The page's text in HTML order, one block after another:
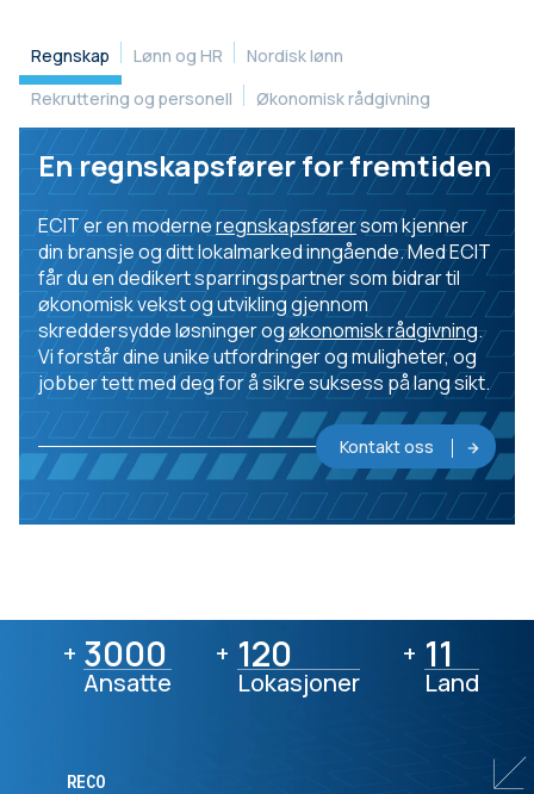
Regnskap
En regnskapsfører for fremtiden
ECIT er en moderneregnskapsførersom kjenner
din bransje og ditt lokalmarked inngående. Med ECIT
får du en dedikert sparringspartner som bidrar til
økonomisk vekst og utvikling gjennom
skreddersydde løsninger ogøkonomisk rådgivning.
Vi forstår dine unike utfordringer og muligheter, og
jobber tett med deg for å sikre suksess på lang sikt.
Kontakt oss
Lønn og HR
Nordisk lønn
Rekruttering og personell
Økonomisk rådgivning
+ 3000
3000
Ansatte
+ 120
120
Lokasjoner
+ 11
11
Land
RECO